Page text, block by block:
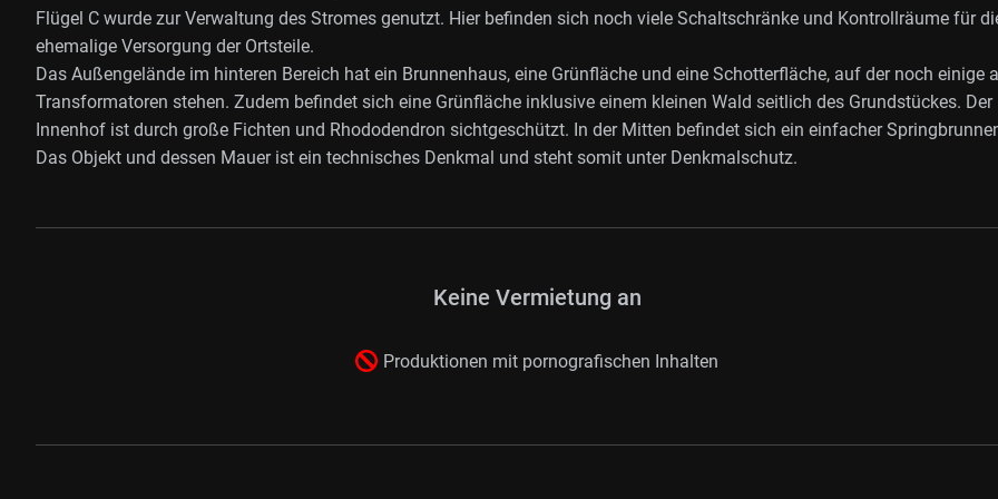
Flügel C wurde zur Verwaltung des Stromes genutzt. Hier befinden sich noch viele Schaltschränke und Kontrollräume für
ehemalige Versorgung der Ortsteile.
Das Außengelände im hinteren Bereich hat ein Brunnenhaus, eine Grünfläche und eine Schotterfläche, auf der noch einige
Transformatoren stehen. Zudem befindet sich eine Grünfläche inklusive einem kleinen Wald seitlich des Grundstückes. Der
Innenhof ist durch große Fichten und Rhododendron sichtgeschützt. In der Mitten befindet sich ein einfacher
Das Objekt und dessen Mauer ist ein technisches Denkmal und steht somit unter Denkmalschutz.
Keine Vermietung an
Produktionen mit pornografischen Inhalten